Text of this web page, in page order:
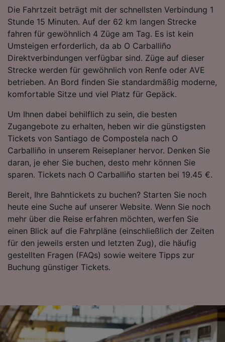
Die Fahrtzeit beträgt mit der schnellsten Verbindung 1
Stunde 15 Minuten. Auf der 62 km langen Strecke
fahren für gewöhnlich 4 Züge am Tag. Es ist kein
Umsteigen erforderlich, da ab O Carballiño
Direktverbindungen verfügbar sind. Züge auf dieser
Strecke werden für gewöhnlich von Renfe oder AVE
betrieben. An Bord finden Sie standardmäßig moderne,
komfortable Sitze und viel Platz für Gepäck.
Um Ihnen dabei behilflich zu sein, die besten
Zugangebote zu erhalten, heben wir die günstigsten
Tickets von Santiago de Compostela nach O
Carballiño in unserem Reiseplaner hervor. Denken Sie
daran, je eher Sie buchen, desto mehr können Sie
sparen. Tickets nach O Carballiño starten bei 19.45 €.
Bereit, Ihre Bahntickets zu buchen? Starten Sie noch
heute eine Suche auf unserer Website. Wenn Sie noch
mehr über die Reise erfahren möchten, werfen Sie
einen Blick auf die Fahrpläne (einschließlich der Zeiten
für den jeweils ersten und letzten Zug), die häufig
gestellten Fragen (FAQs) sowie weitere Tipps zur
Buchung günstiger Tickets.
Folgendes bereitzustellen:
Verwendung genauer Standortdaten.
Endgeräteeigenschaften zur Identifikation
aktiv abfragen. Speichern von oder Zugriff auf
Informationen auf einem Endgerät.
Personalisierte Werbung und Inhalte, Messung
von Werbeleistung und der Performance von
Inhalten, Zielgruppenforschung sowie
Entwicklung und Verbesserung von
Liste der Partner (Lieferanten)